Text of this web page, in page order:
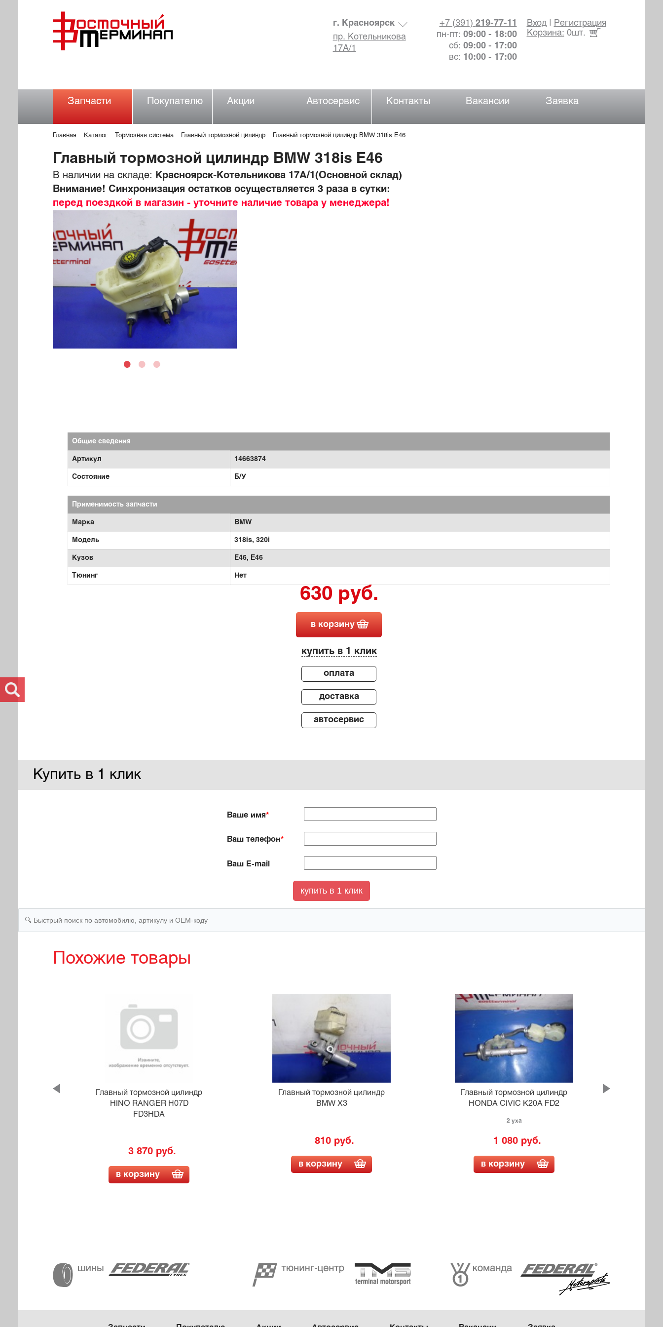
Вход|
Регистрация
Корзина: 0шт.
+7 (391) 219-77-11
пн-пт: 09:00 - 18:00
сб: 09:00 - 17:00
вс: 10:00 - 17:00
г. Красноярск
пр. Котельникова
17А/1
Запчасти Покупателю Акции Автосервис Контакты Вакансии Заявка
Главная Каталог Тормозная система Главный тормозной цилиндр Главный тормозной цилиндр BMW 318is Е46
Главный тормозной цилиндр BMW 318is Е46
В наличии на складе:
Красноярск-Котельникова 17А/1(Основной склад)
Внимание! Синхронизация остатков осуществляется 3 раза в сутки:
перед поездкой в магазин - уточните наличие товара у менеджера!
Общие сведения
Артикул 14663874
Состояние Б/У
Применимость запчасти
Марка BMW
Модель 318is, 320i
Кузов E46, Е46
Тюнинг Нет
630 руб.
в корзину
купить в 1 клик
оплата
доставка
автосервис
Купить в 1 клик
Ваше имя*
Ваш телефон*
Ваш E-mail
Похожие товары
Главный тормозной цилиндр
HINO RANGER H07D
FD3HDA
3 870 руб.
в корзину
Главный тормозной цилиндр
BMW X3
810 руб.
в корзину
Главный тормозной цилиндр
HONDA CIVIC K20A FD2
2 уха
1 080 руб.
в корзину